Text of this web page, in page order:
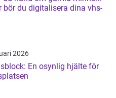
bör du digitalisera dina vhs-
2026
En osynlig hjälte för